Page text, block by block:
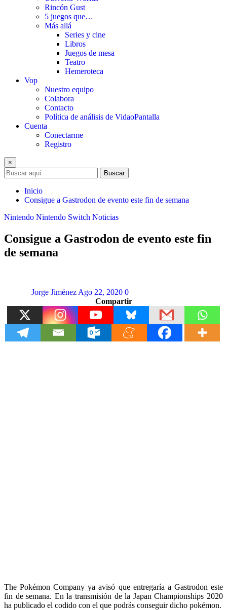
Rincón Gust
5 juegos que…
Más allá
Series y cine
Libros
Juegos de mesa
Teatro
Hemeroteca
Vop
Nuestro equipo
Colabora
Contacto
Política de análisis de VidaoPantalla
Cuenta
Conectarme
Registro
×
Buscar
Inicio
Consigue a Gastrodon de evento este fin de semana
Nintendo Nintendo Switch Noticias
Consigue a Gastrodon de evento este fin
de semana
Jorge Jiménez Ago 22, 2020 0
Compartir
The Pokémon Company ya avisó que entregaría a Gastrodon este
fin de semana. En la transmisión de la Japan Championships 2020
ha publicado el codido con el que podrás conseguir dicho pokémon.